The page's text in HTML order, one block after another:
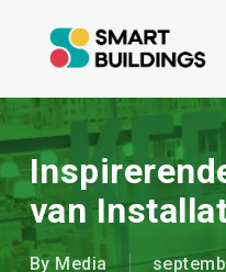
content
van
By Media